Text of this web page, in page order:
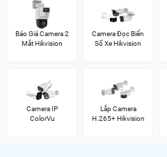
Báo Giá Camera 2
Mắt Hikvision
Camera Đọc Biển
Số Xe Hikvision
Camera IP
ColorVu
Lắp Camera
H.265+ Hikvision